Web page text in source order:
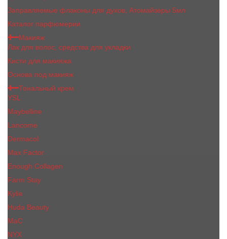
Заправляемые флаконы для духов, Атомайзеры 5мл
Каталог парфюмерии
Макияж
Лак для волос, средства для укладки
Кисти для макияжа
Основа под макияж
Тональный крем
YSL
Maybelline
Lancome
Dermacol
Max Factor
Enough Collagen
Farm Stay
Kylie
Huda Beauty
МаС
NYX